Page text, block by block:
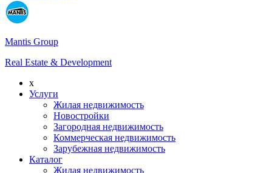
Mantis Group
Real Estate & Development
x
Услуги
Жилая недвижимость
Новостройки
Загородная недвижимость
Коммерческая недвижимость
Зарубежная недвижимость
Каталог
Жилая недвижимость